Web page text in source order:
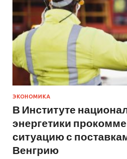
ЭКОНОМИКА
В Институте
энергетики
ситуацию с
Венгрию